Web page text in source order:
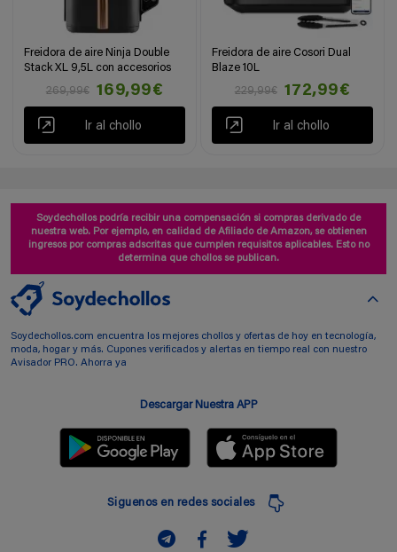
Freidora de aire Ninja Double
Stack XL 9,5L con accesorios
269,99€
169,99€
Ir al chollo
Freidora de aire Cosori Dual
Blaze 10L
229,99€
172,99€
Ir al chollo
Soydechollos podría recibir una compensación si compras derivado de
nuestra web. Por ejemplo, en calidad de Afiliado de Amazon, se obtienen
ingresos por compras adscritas que cumplen requisitos aplicables. Esto no
determina que chollos se publican.
Soydechollos.com encuentra los mejores chollos y ofertas de hoy en tecnología,
moda, hogar y más. Cupones verificados y alertas en tiempo real con nuestro
Avisador PRO. Ahorra ya
Descargar Nuestra APP
Siguenos en redes sociales